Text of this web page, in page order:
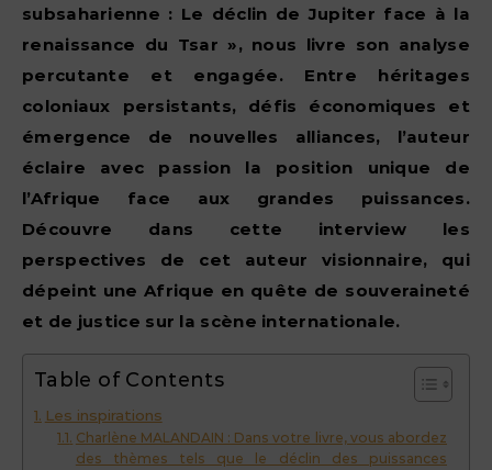
subsaharienne : Le déclin de Jupiter face à la
renaissance du Tsar », nous livre son analyse
percutante et engagée. Entre héritages
coloniaux persistants, défis économiques et
émergence de nouvelles alliances, l’auteur
éclaire avec passion la position unique de
l’Afrique face aux grandes puissances.
Découvre dans cette interview les
perspectives de cet auteur visionnaire, qui
dépeint une Afrique en quête de souveraineté
et de justice sur la scène internationale.
Table of Contents
Les inspirations
Charlène MALANDAIN : Dans votre livre, vous abordez
des thèmes tels que le déclin des puissances